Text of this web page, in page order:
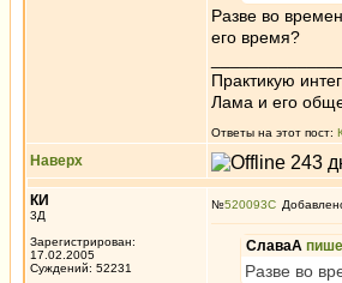
Разве во
его время?
Практикую
Лама и его
Ответы на этот пост:
Наверх
КИ
3Д
Зарегистрирован:
17.02.2005
Суждений: 52231
№520093
СлаваА
Разве во